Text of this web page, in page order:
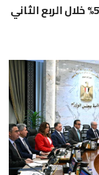
تراجع معدل البطالة في مصر إلى 5.8% خلال الربع الثاني